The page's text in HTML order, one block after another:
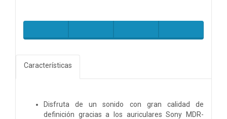
Características
Disfruta de un sonido con gran calidad de
definición gracias a los auriculares Sony MDR-